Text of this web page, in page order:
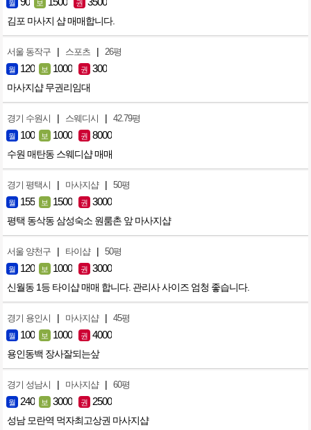
월 보 권
김포 마사지 샵 매매합니다.
서울 동작구 | 스포츠 | 26평
월 120 보 1000 권 300
마사지샵 무권리임대
경기 수원시 | 스웨디시 | 42.79평
월 100 보 1000 권 8000
수원 매탄동 스웨디샵 매매
경기 평택시 | 마사지샵 | 50평
월 155 보 1500 권 3000
평택 동삭동 삼성숙소 원룸촌 앞 마사지샵
서울 양천구 | 타이샵 | 50평
월 120 보 1000 권 3000
신월동 1등 타이샵 매매 합니다. 관리사 사이즈 엄청 좋습니다.
경기 용인시 | 마사지샵 | 45평
월 100 보 1000 권 4000
용인동백 장사잘되는샆
경기 성남시 | 마사지샵 | 60평
월 240 보 3000 권 2500
성남 모란역 먹자최고상권 마사지샵